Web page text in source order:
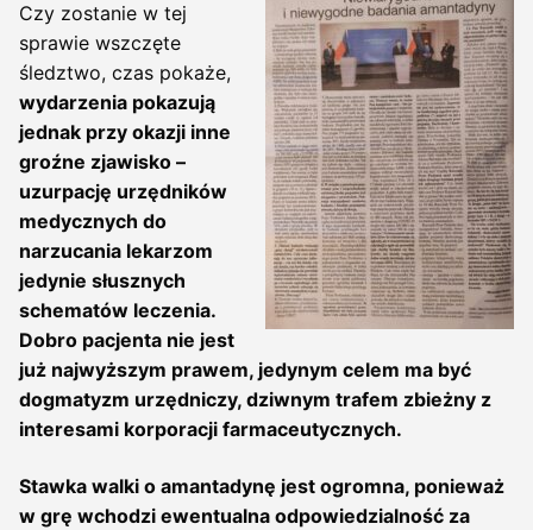
Czy zostanie w tej
sprawie wszczęte
śledztwo, czas pokaże,
wydarzenia pokazują
jednak przy okazji inne
groźne zjawisko –
uzurpację urzędników
medycznych do
narzucania lekarzom
jedynie słusznych
schematów leczenia.
Dobro pacjenta nie jest
już najwyższym prawem, jedynym celem ma być
dogmatyzm urzędniczy, dziwnym trafem zbieżny z
interesami korporacji farmaceutycznych.
Stawka walki o amantadynę jest ogromna, ponieważ
w grę wchodzi ewentualna odpowiedzialność za